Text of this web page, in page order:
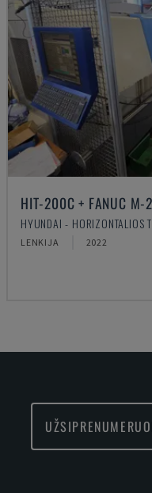
HIT-200C + FANUC M-
HYUNDAI - HORIZONTALIOS
LENKIJA 2022